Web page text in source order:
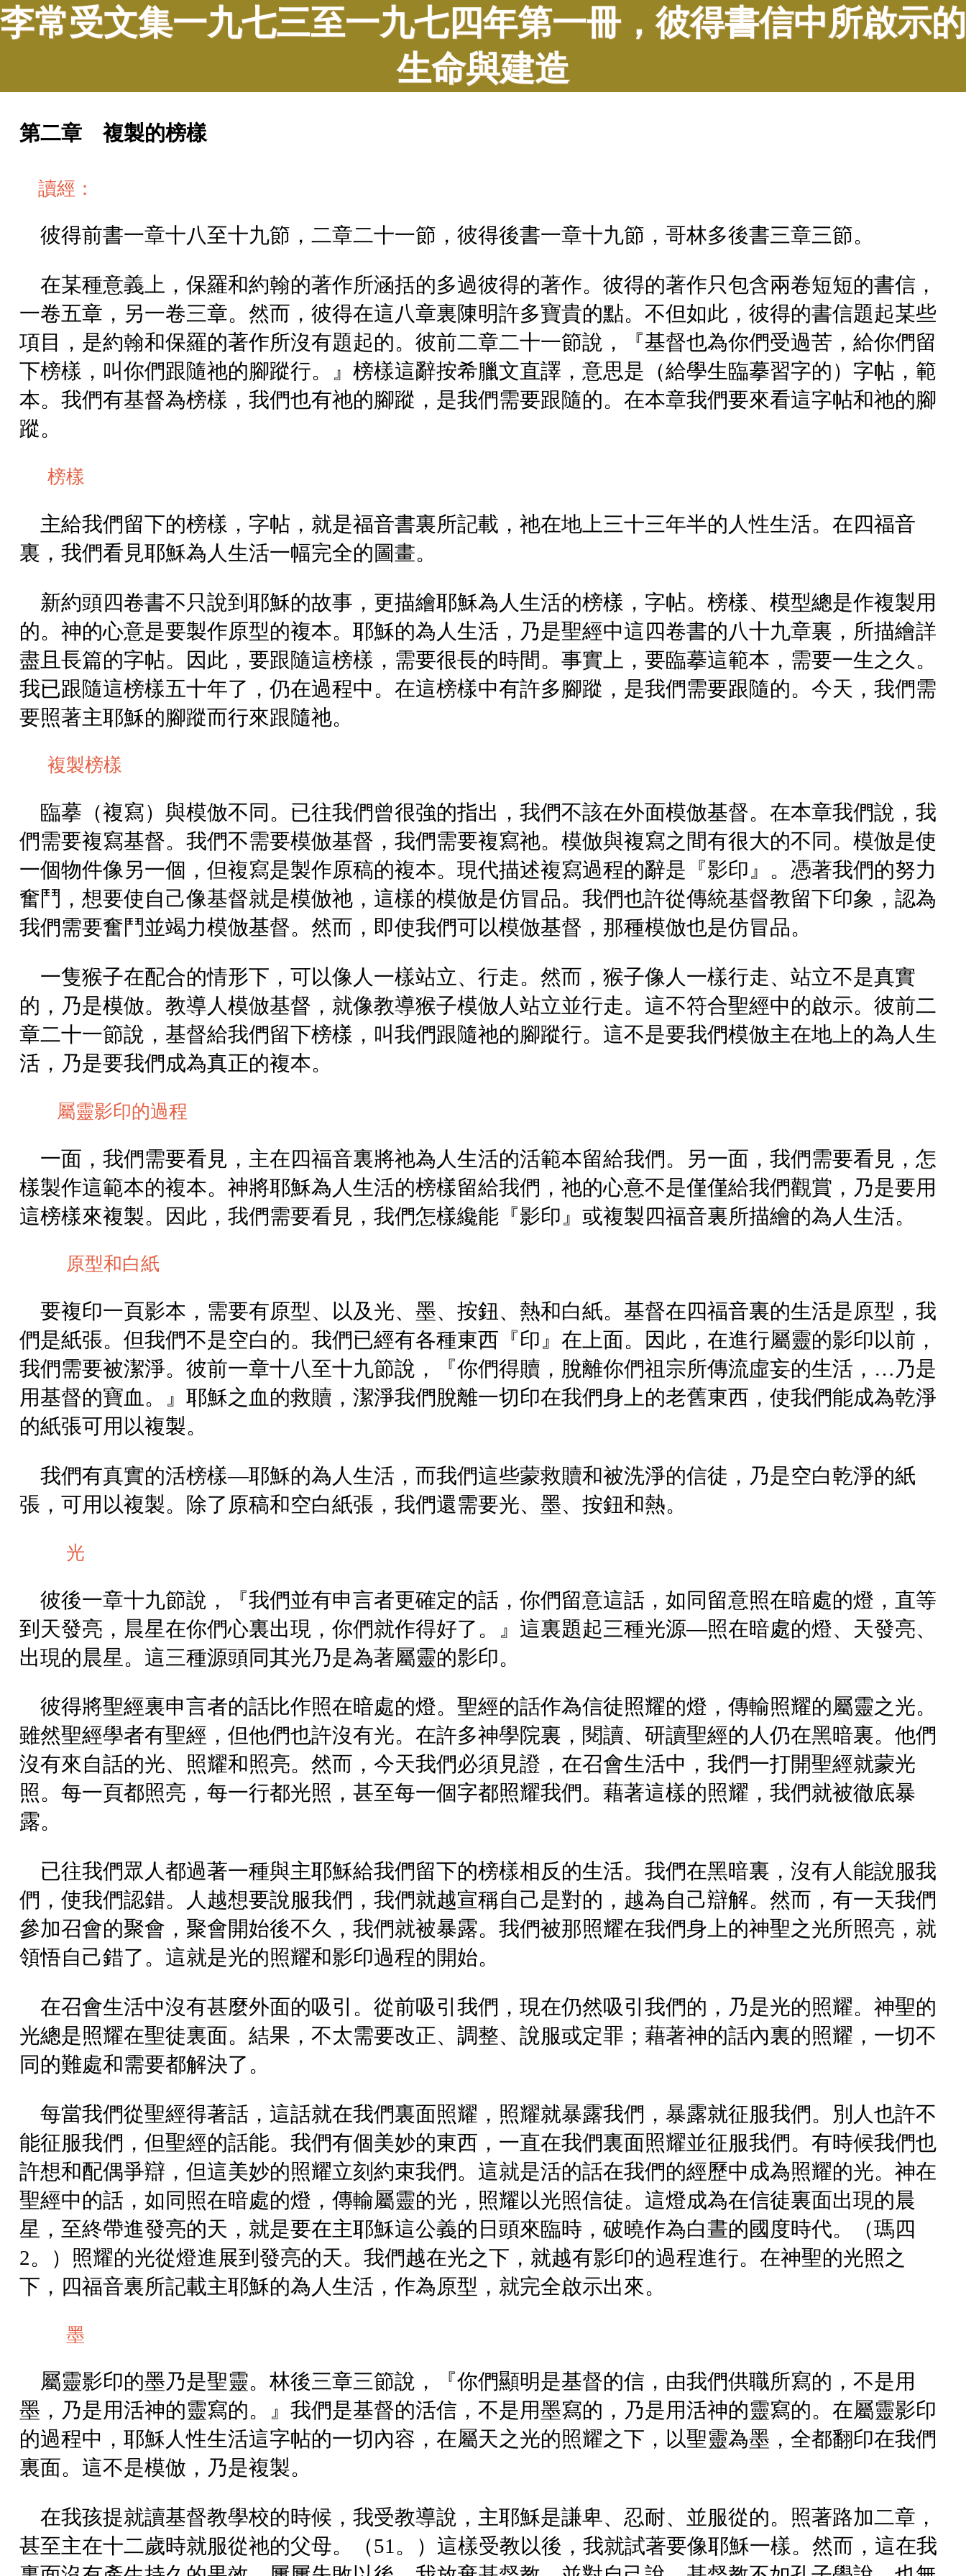
李常受文集一九七三至一九七四年第一冊，彼得書信中所啟示的
生命與建造
第二章 複製的榜樣
讀經：
彼得前書一章十八至十九節，二章二十一節，彼得後書一章十九節，哥林多後書三章三節。
在某種意義上，保羅和約翰的著作所涵括的多過彼得的著作。彼得的著作只包含兩卷短短的書信，
一卷五章，另一卷三章。然而，彼得在這八章裏陳明許多寶貴的點。不但如此，彼得的書信題起某些
項目，是約翰和保羅的著作所沒有題起的。彼前二章二十一節說，『基督也為你們受過苦，給你們留
下榜樣，叫你們跟隨祂的腳蹤行。』榜樣這辭按希臘文直譯，意思是（給學生臨摹習字的）字帖，範
本。我們有基督為榜樣，我們也有祂的腳蹤，是我們需要跟隨的。在本章我們要來看這字帖和祂的腳
蹤。
榜樣
主給我們留下的榜樣，字帖，就是福音書裏所記載，祂在地上三十三年半的人性生活。在四福音
裏，我們看見耶穌為人生活一幅完全的圖畫。
新約頭四卷書不只說到耶穌的故事，更描繪耶穌為人生活的榜樣，字帖。榜樣、模型總是作複製用
的。神的心意是要製作原型的複本。耶穌的為人生活，乃是聖經中這四卷書的八十九章裏，所描繪詳
盡且長篇的字帖。因此，要跟隨這榜樣，需要很長的時間。事實上，要臨摹這範本，需要一生之久。
我已跟隨這榜樣五十年了，仍在過程中。在這榜樣中有許多腳蹤，是我們需要跟隨的。今天，我們需
要照著主耶穌的腳蹤而行來跟隨祂。
複製榜樣
臨摹（複寫）與模倣不同。已往我們曾很強的指出，我們不該在外面模倣基督。在本章我們說，我
們需要複寫基督。我們不需要模倣基督，我們需要複寫祂。模倣與複寫之間有很大的不同。模倣是使
一個物件像另一個，但複寫是製作原稿的複本。現代描述複寫過程的辭是『影印』。憑著我們的努力
奮鬥，想要使自己像基督就是模倣祂，這樣的模倣是仿冒品。我們也許從傳統基督教留下印象，認為
我們需要奮鬥並竭力模倣基督。然而，即使我們可以模倣基督，那種模倣也是仿冒品。
一隻猴子在配合的情形下，可以像人一樣站立、行走。然而，猴子像人一樣行走、站立不是真實
的，乃是模倣。教導人模倣基督，就像教導猴子模倣人站立並行走。這不符合聖經中的啟示。彼前二
章二十一節說，基督給我們留下榜樣，叫我們跟隨祂的腳蹤行。這不是要我們模倣主在地上的為人生
活，乃是要我們成為真正的複本。
屬靈影印的過程
一面，我們需要看見，主在四福音裏將祂為人生活的活範本留給我們。另一面，我們需要看見，怎
樣製作這範本的複本。神將耶穌為人生活的榜樣留給我們，祂的心意不是僅僅給我們觀賞，乃是要用
這榜樣來複製。因此，我們需要看見，我們怎樣纔能『影印』或複製四福音裏所描繪的為人生活。
原型和白紙
要複印一頁影本，需要有原型、以及光、墨、按鈕、熱和白紙。基督在四福音裏的生活是原型，我
們是紙張。但我們不是空白的。我們已經有各種東西『印』在上面。因此，在進行屬靈的影印以前，
我們需要被潔淨。彼前一章十八至十九節說，『你們得贖，脫離你們祖宗所傳流虛妄的生活，…乃是
用基督的寶血。』耶穌之血的救贖，潔淨我們脫離一切印在我們身上的老舊東西，使我們能成為乾淨
的紙張可用以複製。
我們有真實的活榜樣—耶穌的為人生活，而我們這些蒙救贖和被洗淨的信徒，乃是空白乾淨的紙
張，可用以複製。除了原稿和空白紙張，我們還需要光、墨、按鈕和熱。
光
彼後一章十九節說，『我們並有申言者更確定的話，你們留意這話，如同留意照在暗處的燈，直等
到天發亮，晨星在你們心裏出現，你們就作得好了。』這裏題起三種光源—照在暗處的燈、天發亮、
出現的晨星。這三種源頭同其光乃是為著屬靈的影印。
彼得將聖經裏申言者的話比作照在暗處的燈。聖經的話作為信徒照耀的燈，傳輸照耀的屬靈之光。
雖然聖經學者有聖經，但他們也許沒有光。在許多神學院裏，閱讀、研讀聖經的人仍在黑暗裏。他們
沒有來自話的光、照耀和照亮。然而，今天我們必須見證，在召會生活中，我們一打開聖經就蒙光
照。每一頁都照亮，每一行都光照，甚至每一個字都照耀我們。藉著這樣的照耀，我們就被徹底暴
露。
已往我們眾人都過著一種與主耶穌給我們留下的榜樣相反的生活。我們在黑暗裏，沒有人能說服我
們，使我們認錯。人越想要說服我們，我們就越宣稱自己是對的，越為自己辯解。然而，有一天我們
參加召會的聚會，聚會開始後不久，我們就被暴露。我們被那照耀在我們身上的神聖之光所照亮，就
領悟自己錯了。這就是光的照耀和影印過程的開始。
在召會生活中沒有甚麼外面的吸引。從前吸引我們，現在仍然吸引我們的，乃是光的照耀。神聖的
光總是照耀在聖徒裏面。結果，不太需要改正、調整、說服或定罪；藉著神的話內裏的照耀，一切不
同的難處和需要都解決了。
每當我們從聖經得著話，這話就在我們裏面照耀，照耀就暴露我們，暴露就征服我們。別人也許不
能征服我們，但聖經的話能。我們有個美妙的東西，一直在我們裏面照耀並征服我們。有時候我們也
許想和配偶爭辯，但這美妙的照耀立刻約束我們。這就是活的話在我們的經歷中成為照耀的光。神在
聖經中的話，如同照在暗處的燈，傳輸屬靈的光，照耀以光照信徒。這燈成為在信徒裏面出現的晨
星，至終帶進發亮的天，就是要在主耶穌這公義的日頭來臨時，破曉作為白晝的國度時代。（瑪四
2。）照耀的光從燈進展到發亮的天。我們越在光之下，就越有影印的過程進行。在神聖的光照之
下，四福音裏所記載主耶穌的為人生活，作為原型，就完全啟示出來。
墨
屬靈影印的墨乃是聖靈。林後三章三節說，『你們顯明是基督的信，由我們供職所寫的，不是用
墨，乃是用活神的靈寫的。』我們是基督的活信，不是用墨寫的，乃是用活神的靈寫的。在屬靈影印
的過程中，耶穌人性生活這字帖的一切內容，在屬天之光的照耀之下，以聖靈為墨，全都翻印在我們
裏面。這不是模倣，乃是複製。
在我孩提就讀基督教學校的時候，我受教導說，主耶穌是謙卑、忍耐、並服從的。照著路加二章，
甚至主在十二歲時就服從祂的父母。（51。）這樣受教以後，我就試著要像耶穌一樣。然而，這在我